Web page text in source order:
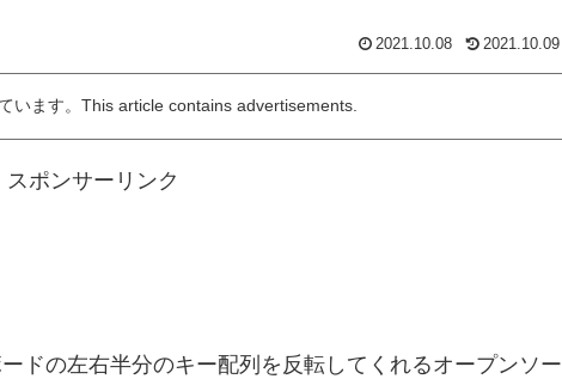
2021.10.08 2021.10.09
います。This article contains advertisements.
スポンサーリンク
ドの左右半分のキー配列を反転してくれるオープンソー